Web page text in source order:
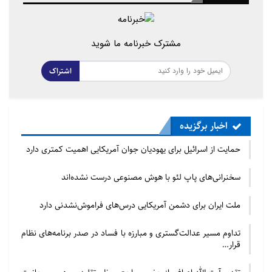
بیشتری لازم است. حزب باید اطمینان حاصل کند که
صدای اقلیت‌ها شنیده می‌شود و به طور واقعی برای
خدمت به جوامع متنوعی که می‌خواهد به عنوان نماینده
آنها معرفی شود، اقدام کند. کاهش حمایت مسلمانان از
حزب کارگر و تشکیل بالقوه حزب اسلام، چالش‌های پیش
بیشتر با جوامع اقلیت و یک سیستم سیاسی شفاف‌تر و
پاسخگوتر، ضروری به نظر می رسد.»
مشترک خبرنامه ما شوید
اشتراک
اخبار برگزیده
حمایت از اسرائیل برای یهودیان جوان آمریکایی اهمیت کمتری دارد
سخنرانی‌های پاپ لئو با هوش مصنوعی درست نشده‌اند
ملت ایران برای دشمن آمریکایی درس‌های فراموش‌نشدنی دارد
تداوم مسیر عدالت‌گستری و مبارزه با فساد در صدر برنامه‌های نظام
قرار…